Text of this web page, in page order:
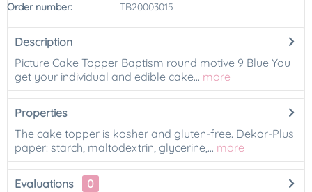
Order number: TB20003015
Description
Picture Cake Topper Baptism round motive 9 Blue You
get your individual and edible cake... more
Properties
The cake topper is kosher and gluten-free. Dekor-Plus
paper: starch, maltodextrin, glycerine,... more
Evaluations
0